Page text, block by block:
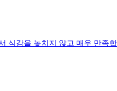
식감을 놓치지 않고 매우 만족